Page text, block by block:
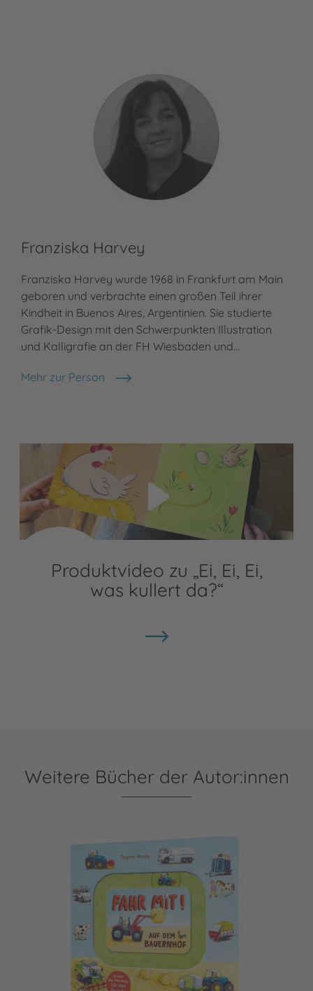
Franziska Harvey
Franziska Harvey wurde 1968 in Frankfurt am Main
geboren und verbrachte einen großen Teil ihrer
Kindheit in Buenos Aires, Argentinien. Sie studierte
Grafik-Design mit den Schwerpunkten Illustration
und Kalligrafie an der FH Wiesbaden und…
Mehr zur Person
Franziska Harvey
Video abspielen
Produktvideo zu „Ei, Ei, Ei,
was kullert da?“
Weitere Bücher der Autor:innen